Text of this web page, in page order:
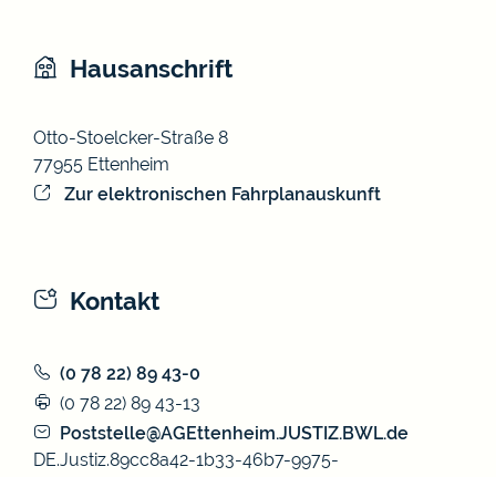
Hausanschrift
Otto-Stoelcker-Straße 8
77955 Ettenheim
Zur elektronischen Fahrplanauskunft
Kontakt
(0 78 22) 89 43-0
(0 78 22) 89 43-13
Poststelle@AGEttenheim.JUSTIZ.BWL.de
DE.Justiz.89cc8a42-1b33-46b7-9975-